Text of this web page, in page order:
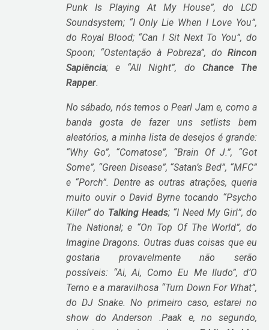
Punk Is Playing At My House”, do LCD
Soundsystem; “I Only Lie When I Love You”,
do Royal Blood; “Can I Sit Next To You”, do
Spoon; “Ostentação à Pobreza”, do Rincon
Sapiência; e “All Night”, do Chance The
Rapper.
No sábado, nós temos o Pearl Jam e, como a
banda gosta de fazer uns setlists bem
aleatórios, a minha lista de desejos é grande:
“Why Go”, “Comatose”, “Brain Of J.”, “Got
Some”, “Green Disease”, “Satan’s Bed”, “MFC”
e “Porch”. Dentre as outras atrações, queria
muito ouvir o David Byrne tocando “Psycho
Killer” do Talking Heads; “I Need My Girl”, do
The National; e “On Top Of The World”, do
Imagine Dragons. Outras duas coisas que eu
gostaria provavelmente não serão
possíveis: “Ai, Ai, Como Eu Me Iludo”, d’O
Terno e a maravilhosa “Turn Down For What”,
do DJ Snake. No primeiro caso, estarei no
show do Anderson .Paak e, no segundo,